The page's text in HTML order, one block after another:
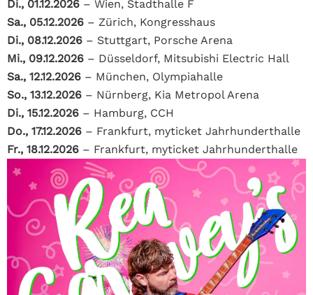
Di., 01.12.2026 – Wien, Stadthalle F
Sa., 05.12.2026 – Zürich, Kongresshaus
Di., 08.12.2026 – Stuttgart, Porsche Arena
Mi., 09.12.2026 – Düsseldorf, Mitsubishi Electric Hall
Sa., 12.12.2026 – München, Olympiahalle
So., 13.12.2026 – Nürnberg, Kia Metropol Arena
Di., 15.12.2026 – Hamburg, CCH
Do., 17.12.2026 – Frankfurt, myticket Jahrhunderthalle
Fr., 18.12.2026 – Frankfurt, myticket Jahrhunderthalle